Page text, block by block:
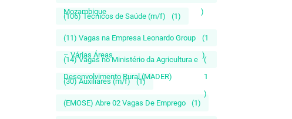
Mozambique
)
(106) Técnicos de Saúde (m/f) (1)
(11) Vagas na Empresa Leonardo Group
– Várias Áreas
(1
)
(14) Vagas no Ministério da Agricultura e
Desenvolvimento Rural (MADER)
(
1
)
(30) Auxiliares (m/f) (1)
(EMOSE) Abre 02 Vagas De Emprego (1)